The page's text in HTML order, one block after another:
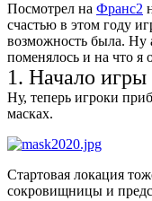
Посмотрел на Франс2
счастью в этом году
возможность была. Ну
поменялось и на что я
1. Начало игры
Ну, теперь игроки
масках.
Стартовая локация
сокровищницы и